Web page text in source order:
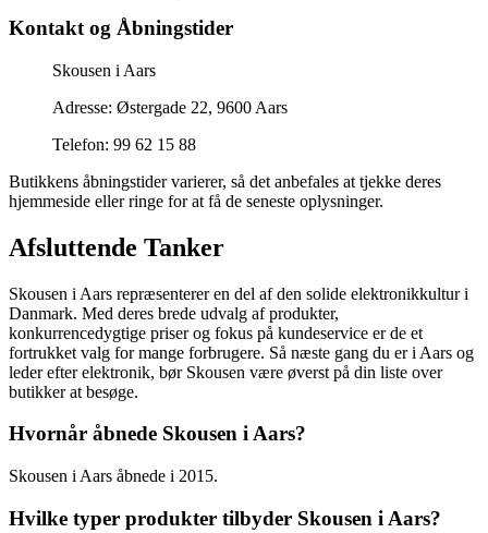
Kontakt og Åbningstider
Skousen i Aars
Adresse: Østergade 22, 9600 Aars
Telefon: 99 62 15 88
Butikkens åbningstider varierer, så det anbefales at tjekke deres
hjemmeside eller ringe for at få de seneste oplysninger.
Afsluttende Tanker
Skousen i Aars repræsenterer en del af den solide elektronikkultur i
Danmark. Med deres brede udvalg af produkter,
konkurrencedygtige priser og fokus på kundeservice er de et
fortrukket valg for mange forbrugere. Så næste gang du er i Aars og
leder efter elektronik, bør Skousen være øverst på din liste over
butikker at besøge.
Hvornår åbnede Skousen i Aars?
Skousen i Aars åbnede i 2015.
Hvilke typer produkter tilbyder Skousen i Aars?